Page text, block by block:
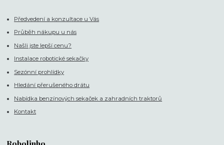
Předvedení a konzultace u Vás
Průběh nákupu u nás
Našli jste lepší cenu?
Instalace robotické sekačky
Sezónní prohlídky
Hledání přerušeného drátu
Nabídka benzínových sekaček a zahradních traktorů
Kontakt